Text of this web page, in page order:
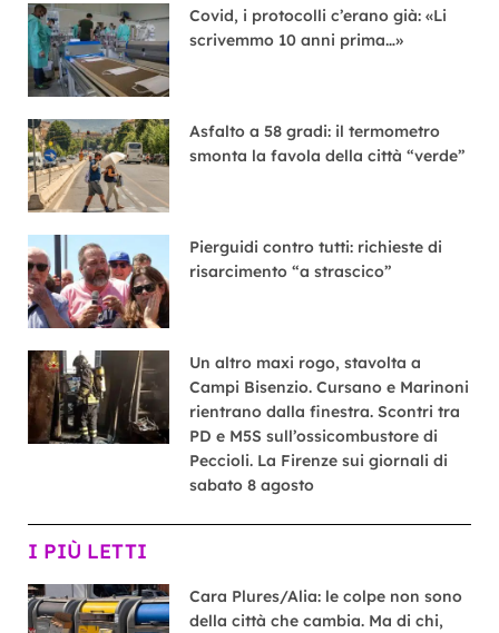
Covid, i protocolli c’erano già: «Li
scrivemmo 10 anni prima…»
Asfalto a 58 gradi: il termometro
smonta la favola della città “verde”
Pierguidi contro tutti: richieste di
risarcimento “a strascico”
Un altro maxi rogo, stavolta a
Campi Bisenzio. Cursano e Marinoni
rientrano dalla finestra. Scontri tra
PD e M5S sull’ossicombustore di
Peccioli. La Firenze sui giornali di
sabato 8 agosto
I PIÙ LETTI
Cara Plures/Alia: le colpe non sono
della città che cambia. Ma di chi,